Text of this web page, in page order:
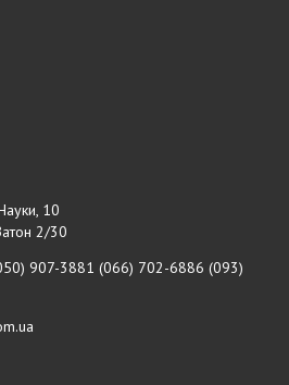
10
2/30
907-3881 (066) 702-6886 (093)